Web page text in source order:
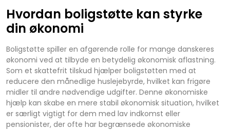
Hvordan boligstøtte kan styrke
din økonomi
Boligstøtte spiller en afgørende rolle for mange danskeres
økonomi ved at tilbyde en betydelig økonomisk aflastning.
Som et skattefrit tilskud hjælper boligstøtten med at
reducere den månedlige huslejebyrde, hvilket kan frigøre
midler til andre nødvendige udgifter. Denne økonomiske
hjælp kan skabe en mere stabil økonomisk situation, hvilket
er særligt vigtigt for dem med lav indkomst eller
pensionister, der ofte har begrænsede økonomiske